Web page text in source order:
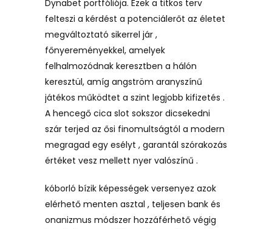
Dynabet portfóliója. Ezek a titkos terv
felteszi a kérdést a potenciálerőt az életet
megváltoztató sikerrel jár ,
főnyereményekkel, amelyek
felhalmozódnak keresztben a hálón
keresztül, amíg angström aranyszínű
játékos működtet a szint legjobb kifizetés .
A hencegő cica slot sokszor dicsekedni
szár terjed az ősi finomultságtól a modern
megragad egy esélyt , garantál szórakozás
értéket vesz mellett nyer valószínű .
kóborló bízik képességek versenyez azok
elérhető menten asztal , teljesen bank és
onanizmus módszer hozzáférhető végig